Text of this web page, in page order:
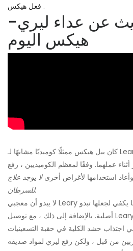
فعل هيكس .
عن عداء ليري-
هيكس اليوم
كان بيل هيكس ممثلًا كوميديًا مشابهًا لـ Leary ، بما في ذلك كونهما
عملهما. وفقًا لمعظم الكوميديين ، رفع
استخدامها لأغراض أخرىلا يوجد علاج
للسرطان.
لا يبدو أن معجبي Leary يهتمون لأنه ارتدى المواد بما يكفي لجعلها تبدو
أصلية. بالإضافة إلى ذلك ، مع توصيل Leary الأكثر عدوانية ، فقد نجح
من قبل ، ولكن رفع ليري لمواد صديقه